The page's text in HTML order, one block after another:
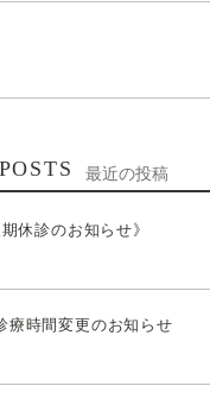
最近の投稿
休診のお知らせ》
療時間変更のお知らせ